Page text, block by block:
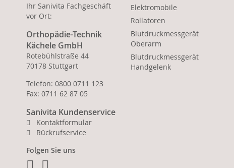
Ihr Sanivita Fachgeschäft
vor Ort:
Orthopädie-Technik
Kächele GmbH
Rotebühlstraße 44
70178 Stuttgart
Telefon: 0800 0711 123
Fax: 0711 62 87 05
Sanivita Kundenservice
Kontaktformular
Rückrufservice
Folgen Sie uns
Facebook
Elektromobile
Rollatoren
Blutdruckmessgerät
Oberarm
Blutdruckmessgerät
Handgelenk